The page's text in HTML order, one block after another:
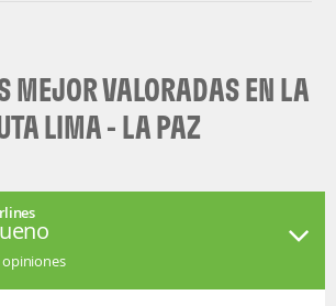
MEJOR VALORADAS EN LA
LIMA - LA PAZ
opiniones